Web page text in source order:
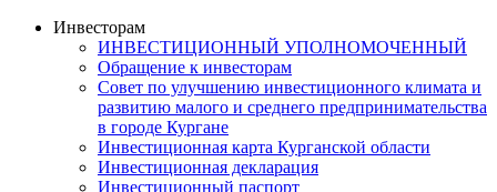
Инвесторам
ИНВЕСТИЦИОННЫЙ УПОЛНОМОЧЕННЫЙ
Обращение к инвесторам
Совет по улучшению инвестиционного климата и
развитию малого и среднего предпринимательства
в городе Кургане
Инвестиционная карта Курганской области
Инвестиционная декларация
Инвестиционный паспорт